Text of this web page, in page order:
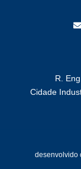
R.
Cidade
desenvolvido